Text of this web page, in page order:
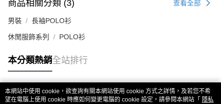
商品相關分類 (3) 查看全部
男裝 長袖POLO衫
休閒服飾系列 POLO衫
本分類熱銷全站排行
熱門標籤
本網站中使用 cookie，欲查詢有關本網站使用 cookie 方式之詳情，及若您不希
望在電腦上使用 cookie 時應如何變更電腦的 cookie 設定，請參閱本網站「 隱私